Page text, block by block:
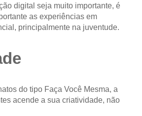
digital seja muito importante, é
as experiências em
principalmente na juventude.
do tipo Faça Você Mesma, a
acende a sua criatividade, não